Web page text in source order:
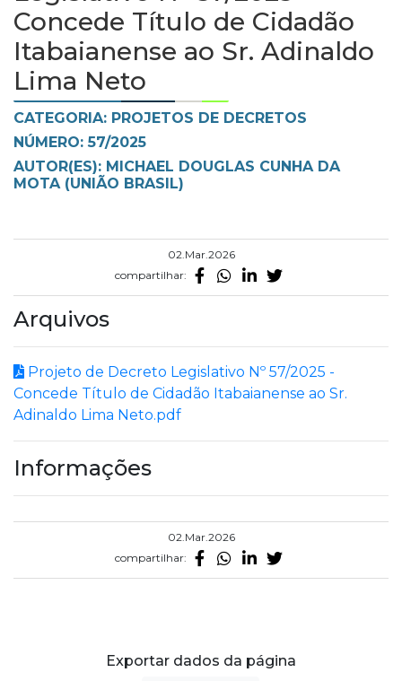
Concede Título de Cidadão
Itabaianense ao Sr. Adinaldo
Lima Neto
CATEGORIA: PROJETOS DE DECRETOS
NÚMERO: 57/2025
AUTOR(ES): MICHAEL DOUGLAS CUNHA DA
MOTA (UNIÃO BRASIL)
02.Mar.2026
compartilhar:
Arquivos
Projeto de Decreto Legislativo Nº 57/2025 -
Concede Título de Cidadão Itabaianense ao Sr.
Adinaldo Lima Neto.pdf
Informações
02.Mar.2026
compartilhar:
Exportar dados da página